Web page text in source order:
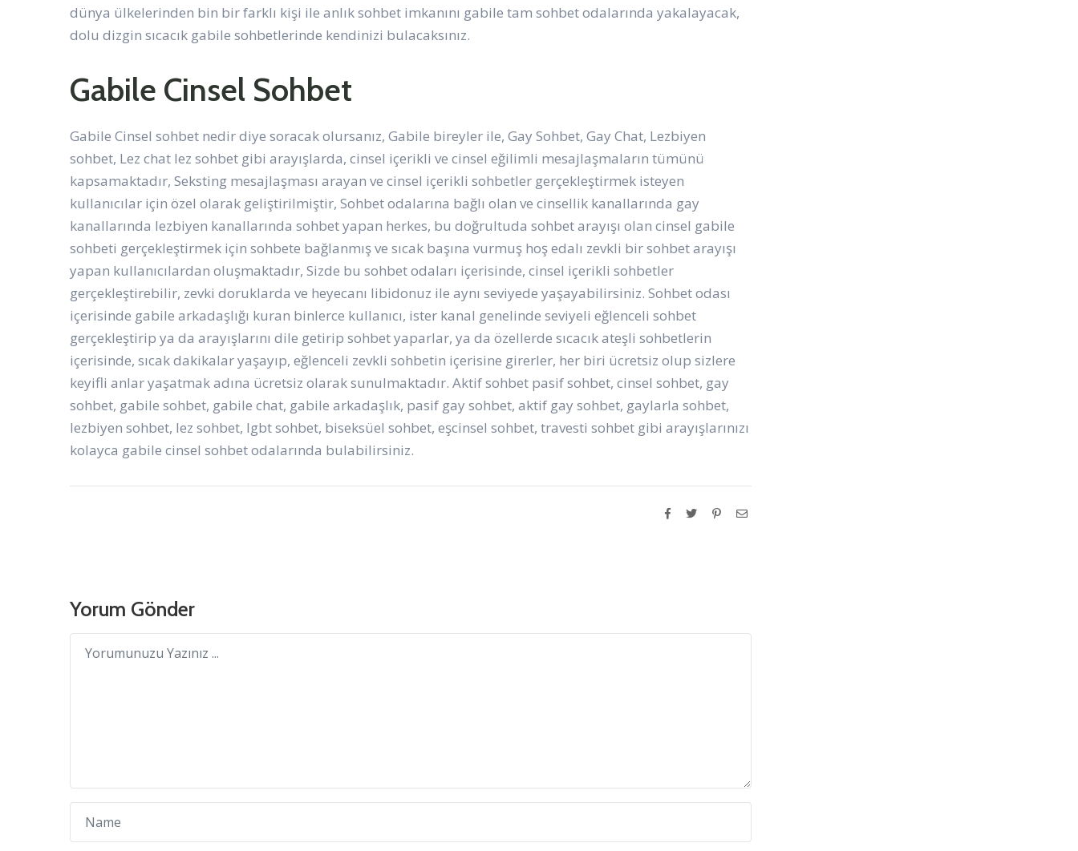
dünya ülkelerinden bin bir farklı kişi ile anlık sohbet imkanını gabile tam sohbet odalarında yakalayacak,
dolu dizgin sıcacık gabile sohbetlerinde kendinizi bulacaksınız.
Gabile Cinsel Sohbet
Gabile Cinsel sohbet nedir diye soracak olursanız, Gabile bireyler ile, Gay Sohbet, Gay Chat, Lezbiyen
sohbet, Lez chat lez sohbet gibi arayışlarda, cinsel içerikli ve cinsel eğilimli mesajlaşmaların tümünü
kapsamaktadır, Seksting mesajlaşması arayan ve cinsel içerikli sohbetler gerçekleştirmek isteyen
kullanıcılar için özel olarak geliştirilmiştir, Sohbet odalarına bağlı olan ve cinsellik kanallarında gay
kanallarında lezbiyen kanallarında sohbet yapan herkes, bu doğrultuda sohbet arayışı olan cinsel gabile
sohbeti gerçekleştirmek için sohbete bağlanmış ve sıcak başına vurmuş hoş edalı zevkli bir sohbet arayışı
yapan kullanıcılardan oluşmaktadır, Sizde bu sohbet odaları içerisinde, cinsel içerikli sohbetler
gerçekleştirebilir, zevki doruklarda ve heyecanı libidonuz ile aynı seviyede yaşayabilirsiniz. Sohbet odası
içerisinde gabile arkadaşlığı kuran binlerce kullanıcı, ister kanal genelinde seviyeli eğlenceli sohbet
gerçekleştirip ya da arayışlarını dile getirip sohbet yaparlar, ya da özellerde sıcacık ateşli sohbetlerin
içerisinde, sıcak dakikalar yaşayıp, eğlenceli zevkli sohbetin içerisine girerler, her biri ücretsiz olup sizlere
keyifli anlar yaşatmak adına ücretsiz olarak sunulmaktadır. Aktif sohbet pasif sohbet, cinsel sohbet, gay
sohbet, gabile sohbet, gabile chat, gabile arkadaşlık, pasif gay sohbet, aktif gay sohbet, gaylarla sohbet,
lezbiyen sohbet, lez sohbet, lgbt sohbet, biseksüel sohbet, eşcinsel sohbet, travesti sohbet gibi arayışlarınızı
kolayca gabile cinsel sohbet odalarında bulabilirsiniz.
Yorum Gönder